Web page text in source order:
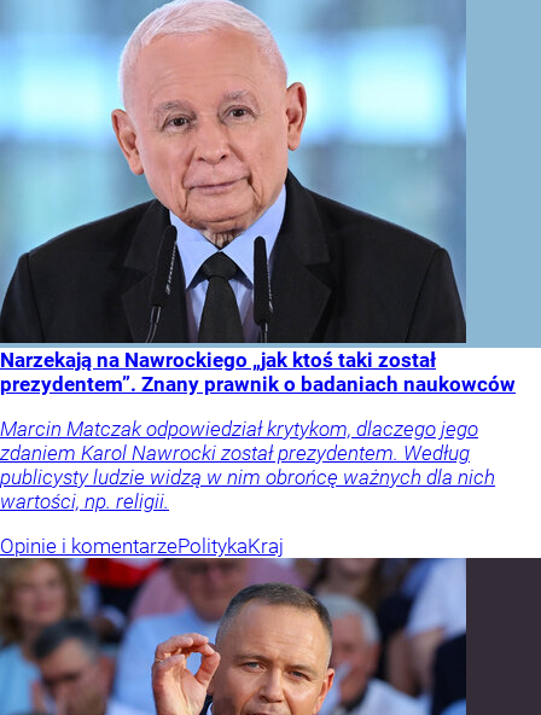
Narzekają na Nawrockiego „jak ktoś taki został
prezydentem”. Znany prawnik o badaniach naukowców
Marcin Matczak odpowiedział krytykom, dlaczego jego
zdaniem Karol Nawrocki został prezydentem. Według
publicysty ludzie widzą w nim obrońcę ważnych dla nich
wartości, np. religii.
Opinie i komentarzePolitykaKraj